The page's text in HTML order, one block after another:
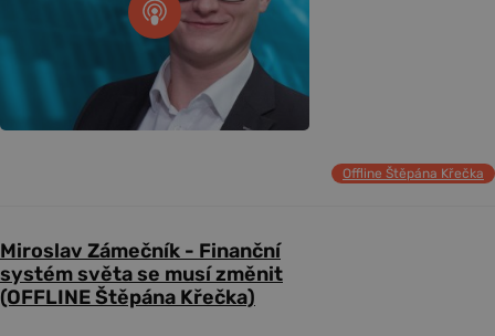
Offline Štěpána Křečka
Miroslav Zámečník - Finanční
systém světa se musí změnit
(OFFLINE Štěpána Křečka)